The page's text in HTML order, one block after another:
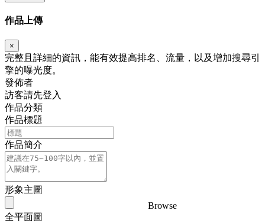
作品上傳
×
完整且詳細的資訊，能有效提高排名、流量，以及增加搜尋引
擎的曝光度。
發佈者
訪客請先登入
作品分類
作品標題
作品簡介
形象主圖
Browse
全平面圖